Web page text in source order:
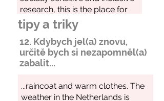
tipy a triky
12. Kdybych jel(a) znovu,
určitě bych si nezapomněl(a)
zabalit...